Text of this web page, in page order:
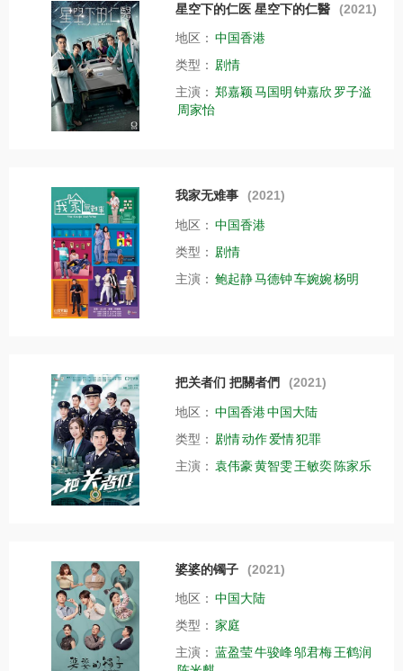
星空下的仁医 星空下的仁醫 (2021)
地区： 中国香港
类型： 剧情
主演： 郑嘉颖马国明 钟嘉欣 罗子溢
周家怡
我家无难事 (2021)
地区： 中国香港
类型： 剧情
主演： 鲍起静马德钟车婉婉杨明
把关者们 把關者們 (2021)
地区： 中国香港中国大陆
类型： 剧情动作爱情犯罪
主演： 袁伟豪黄智雯王敏奕陈家乐
婆婆的镯子 (2021)
地区： 中国大陆
类型： 家庭
主演： 蓝盈莹牛骏峰邬君梅王鹤润